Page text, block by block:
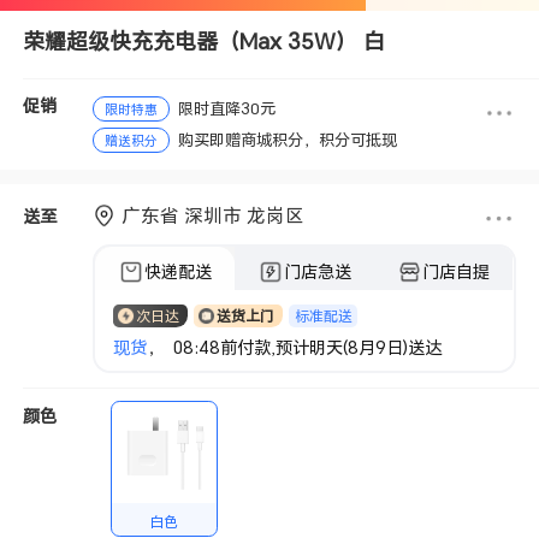
荣耀超级快充充电器（Max 35W） 白
促销 限时特惠 限时直降30元
赠送积分 购买即赠商城积分，积分可抵现
送至 广东省 深圳市 龙岗区
快递配送 门店急送 门店自提
次日达 送货上门 标准配送
现货， 08:48前付款,预计明天(8月9日)送达
颜色
白色